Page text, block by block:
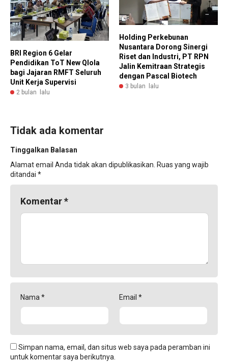
BRI Region 6 Gelar
Pendidikan ToT New Qlola
bagi Jajaran RMFT Seluruh
Unit Kerja Supervisi
2 bulan lalu
Holding Perkebunan
Nusantara Dorong Sinergi
Riset dan Industri, PT RPN
Jalin Kemitraan Strategis
dengan Pascal Biotech
3 bulan lalu
Tidak ada komentar
Tinggalkan Balasan
Alamat email Anda tidak akan dipublikasikan. Ruas yang wajib
ditandai *
Komentar*
Nama* Email *
Simpan nama, email, dan situs web saya pada peramban ini
untuk komentar saya berikutnya.